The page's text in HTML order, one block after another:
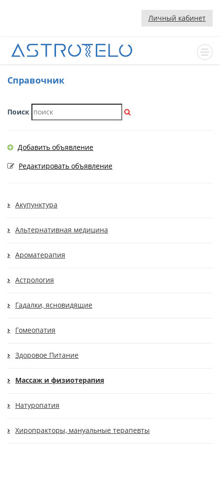
Личный кабинет
Cправочник
Поиск
Добавить объявление
Редактировать объявление
Акупунктура
Альтернативная медицина
Ароматерапия
Астрология
Гадалки, ясновидящие
Гомеопатия
Здоровое Питание
Массаж и физиотерапия
Натуропатия
Хиропракторы, мануальные терапевты